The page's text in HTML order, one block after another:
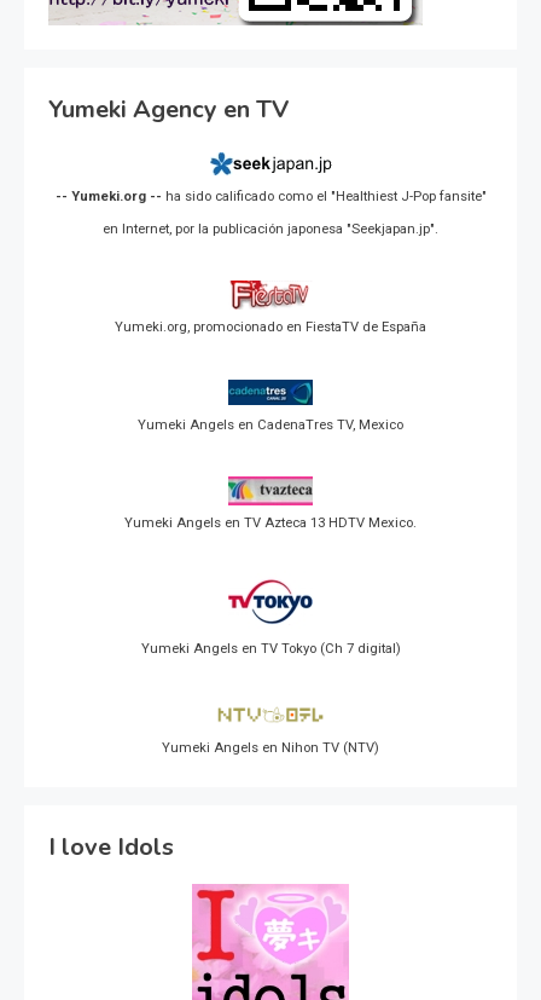
Yumeki Agency en TV
-- Yumeki.org -- ha sido calificado como el "Healthiest J-Pop fansite"
en Internet, por la publicación japonesa "Seekjapan.jp".
Yumeki.org, promocionado en FiestaTV de España
Yumeki Angels en CadenaTres TV, Mexico
Yumeki Angels en TV Azteca 13 HDTV Mexico.
Yumeki Angels en TV Tokyo (Ch 7 digital)
Yumeki Angels en Nihon TV (NTV)
I love Idols